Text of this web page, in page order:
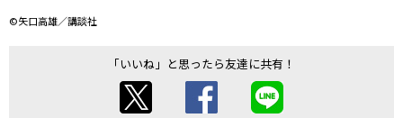
©矢口高雄／講談社
「いいね」と思ったら友達に共有！